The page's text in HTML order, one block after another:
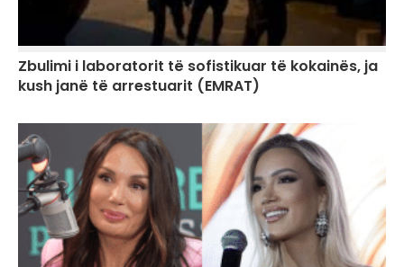
Zbulimi i laboratorit të sofistikuar të kokainës, ja
kush janë të arrestuarit (EMRAT)